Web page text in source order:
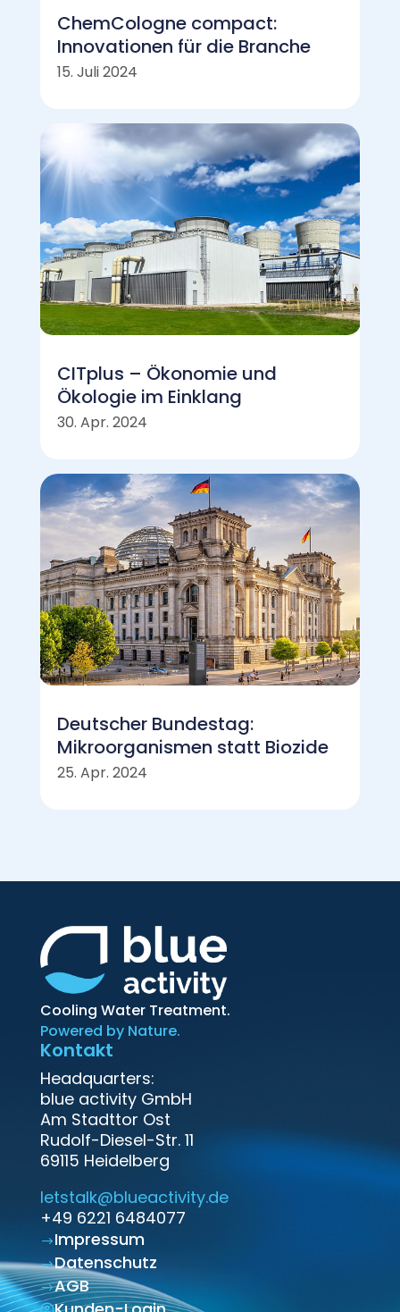
ChemCologne compact:
Innovationen für die Branche
15. Juli 2024
CITplus – Ökonomie und
Ökologie im Einklang
30. Apr. 2024
Deutscher Bundestag:
Mikroorganismen statt Biozide
25. Apr. 2024
Cooling Water Treatment.
Powered by Nature.
Kontakt
Headquarters:
blue activity GmbH
Am Stadttor Ost
‍Rudolf-Diesel-Str. 11
69115 Heidelberg
letstalk@blueactivity.de
+49 6221 6484077
$Impressum
$Datenschutz
$AGB
